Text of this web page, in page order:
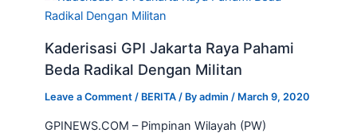
Kaderisasi GPI Jakarta Raya Pahami
Beda Radikal Dengan Militan
Leave a Comment / BERITA / Byadmin / March 9, 2020
GPINEWS.COM – Pimpinan Wilayah (PW)